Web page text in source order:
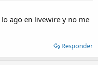
lo ago en livewire y no me
Responder